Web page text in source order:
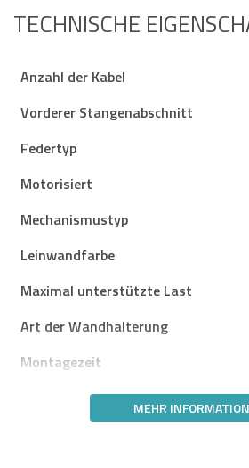
Schließen
TECHNISCHE
Anzahl der Kabel
Vorderer Stangenabschnitt
Federtyp
Motorisiert
Mechanismustyp
Leinwandfarbe
Maximal unterstützte Last
Art der Wandhalterung
Montagezeit
MEHR